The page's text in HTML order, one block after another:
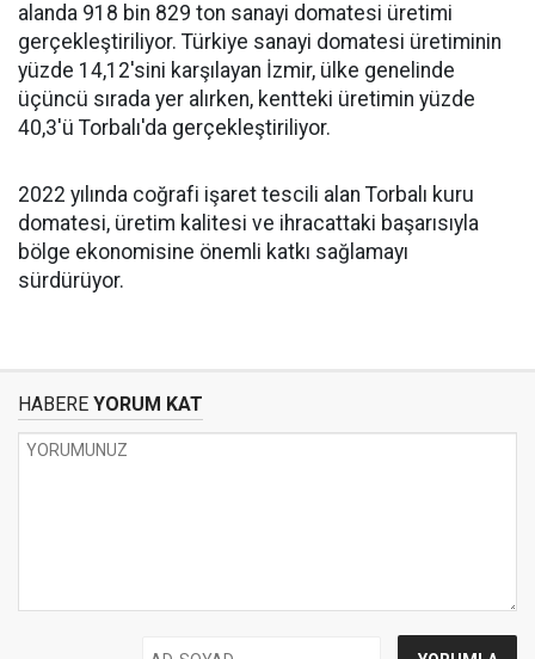
alanda 918 bin 829 ton sanayi domatesi üretimi
gerçekleştiriliyor. Türkiye sanayi domatesi üretiminin
yüzde 14,12'sini karşılayan İzmir, ülke genelinde
üçüncü sırada yer alırken, kentteki üretimin yüzde
40,3'ü Torbalı'da gerçekleştiriliyor.
2022 yılında coğrafi işaret tescili alan Torbalı kuru
domatesi, üretim kalitesi ve ihracattaki başarısıyla
bölge ekonomisine önemli katkı sağlamayı
sürdürüyor.
HABERE YORUM KAT